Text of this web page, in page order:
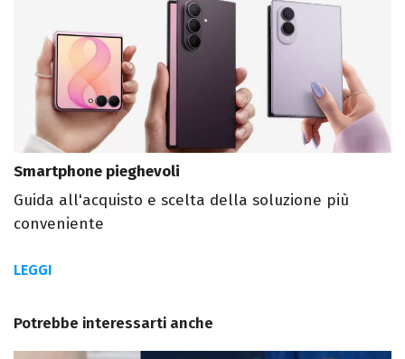
Smartphone pieghevoli
Guida all'acquisto e scelta della soluzione più
conveniente
LEGGI
Potrebbe interessarti anche